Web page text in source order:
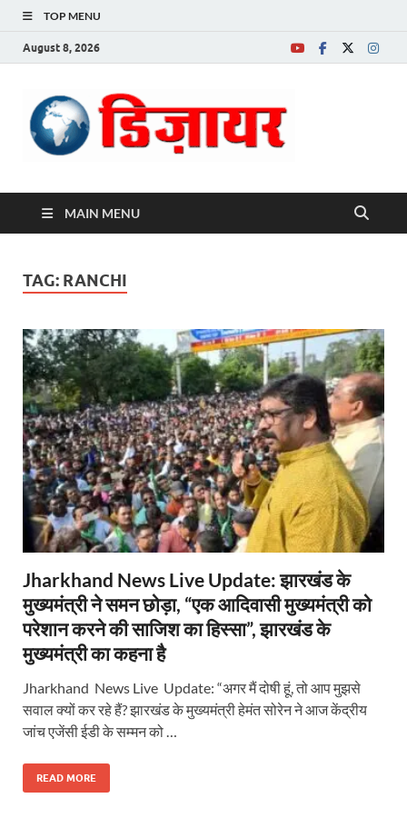
TOP MENU
August 8, 2026
MAIN MENU
TAG: RANCHI
Jharkhand News Live Update: झारखंड के
मुख्यमंत्री ने समन छोड़ा, “एक आदिवासी मुख्यमंत्री को
परेशान करने की साजिश का हिस्सा”, झारखंड के
मुख्यमंत्री का कहना है
Jharkhand News Live Update: “अगर मैं दोषी हूं, तो आप मुझसे
सवाल क्यों कर रहे हैं? झारखंड के मुख्यमंत्री हेमंत सोरेन ने आज केंद्रीय
जांच एजेंसी ईडी के सम्मन को …
READ MORE